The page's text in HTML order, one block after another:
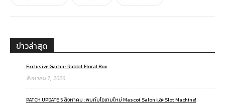
ข่าวล่าสุด
Exclusive Gacha : Rabbit Floral Box
สิงหาคม 7, 2026
PATCH UPDATE 5 สิงหาคม : พบกับไอเทมใหม่ Mascot Salon และ Slot Machine!